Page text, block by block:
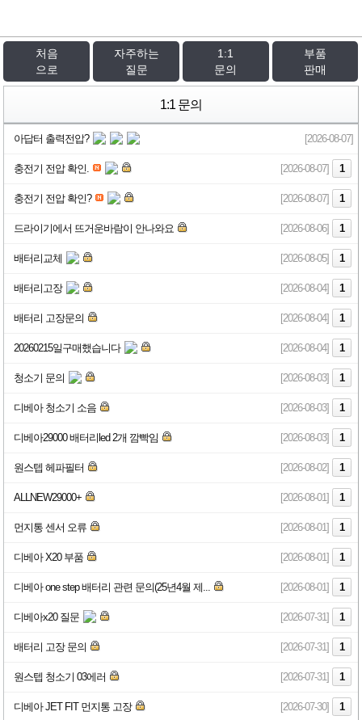
처음
으로
자주하는
질문
1:1
문의
부품
판매
1:1 문의
아답터 출력전압? [2026-08-07]
충전기 전압 확인. [2026-08-07] 1
충전기 전압 확인? [2026-08-07] 1
드라이기에서 뜨거운바람이 안나와요 [2026-08-06] 1
배터리교체 [2026-08-05] 1
배터리고장 [2026-08-04] 1
배터리 고장문의 [2026-08-04] 1
20260215일구매했습니다 [2026-08-04] 1
청소기 문의 [2026-08-03] 1
디베아 청소기 소음 [2026-08-03] 1
디베아29000 배터리led 2개 깜빡임 [2026-08-03] 1
원스텝 헤파필터 [2026-08-02] 1
ALLNEW29000+ [2026-08-01] 1
먼지통 센서 오류 [2026-08-01] 1
디베아 X20 부품 [2026-08-01] 1
디베아 one step 배터리 관련 문의(25년4월 제... [2026-08-01] 1
디베아x20 질문 [2026-07-31] 1
배터리 고장 문의 [2026-07-31] 1
원스텝 청소기 03에러 [2026-07-31] 1
디베아 JET FIT 먼지통 고장 [2026-07-30] 1